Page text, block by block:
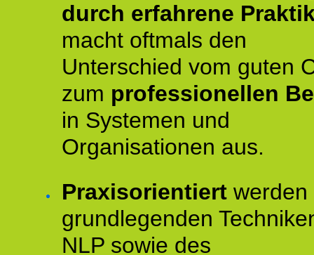
durch erfahrene
macht oftmals den
Unterschied vom guten
zum professionellen
in Systemen und
Organisationen aus.
Praxisorientiert werden
grundlegenden
NLP sowie des